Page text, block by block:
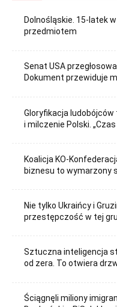
Dolnośląskie. 15-latek
przedmiotem
Senat USA
Dokument przewiduje
Gloryfikacja ludobójców
i milczenie Polski.
Koalicja KO-
biznesu to wymarzony
Nie tylko Ukraińcy i
przestępczość w tej
Sztuczna inteligencja
od zera. To otwiera
Ściągnęli miliony